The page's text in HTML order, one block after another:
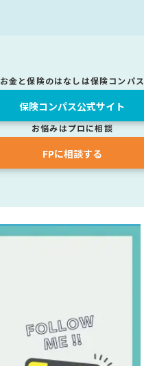
お金と保険のはなしは保険コンパス
保険コンパス公式サイト
お悩みはプロに相談
FPに相談する